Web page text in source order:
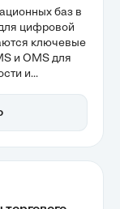
баз в
цифровой
ключевые
и OMS для
и
внимание
издержки и